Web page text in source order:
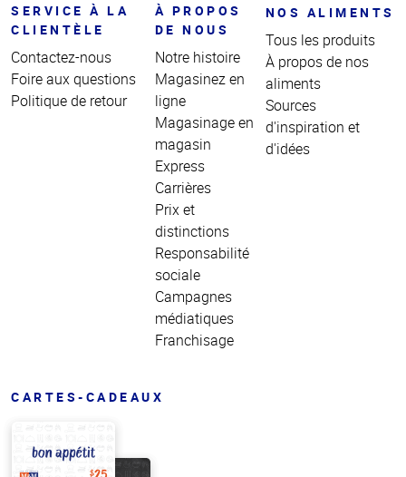
SERVICE À LA
CLIENTÈLE
Contactez-nous
Foire aux questions
Politique de retour
À PROPOS
DE NOUS
Notre histoire
Magasinez en
ligne
Magasinage en
magasin
Express
Carrières
Prix et
distinctions
Responsabilité
sociale
Campagnes
médiatiques
Franchisage
NOS ALIMENTS
Tous les produits
À propos de nos
aliments
Sources
d'inspiration et
d'idées
CARTES-CADEAUX